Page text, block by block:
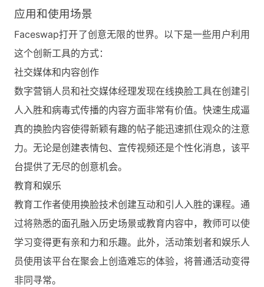
应用和使用场景
Faceswap打开了创意无限的世界。以下是一些用户利用
这个创新工具的方式：
社交媒体和内容创作
数字营销人员和社交媒体经理发现在线换脸工具在创建引
人入胜和病毒式传播的内容方面非常有价值。快速生成逼
真的换脸内容使得新颖有趣的帖子能迅速抓住观众的注意
力。无论是创建表情包、宣传视频还是个性化消息，该平
台提供了无尽的创意机会。
教育和娱乐
教育工作者使用换脸技术创建互动和引人入胜的课程。通
过将熟悉的面孔融入历史场景或教育内容中，教师可以使
学习变得更有亲和力和乐趣。此外，活动策划者和娱乐人
员使用该平台在聚会上创造难忘的体验，将普通活动变得
非同寻常。